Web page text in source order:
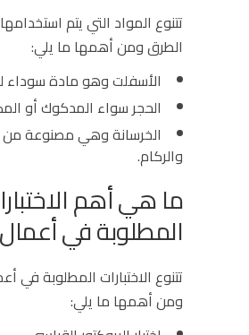
تتنوع المواد التي يتم
الطرق ومن أهمها ما يلي:
الأسفلت وهو مادة سوداء
الحجر سواء المدكوك أو
الخرسانة وهي مصنوعة من
والركام.
ما هي أهم
المطلوبة في
تتنوع الاختبارات المطلوبة في
ومن أهمها ما يلي: